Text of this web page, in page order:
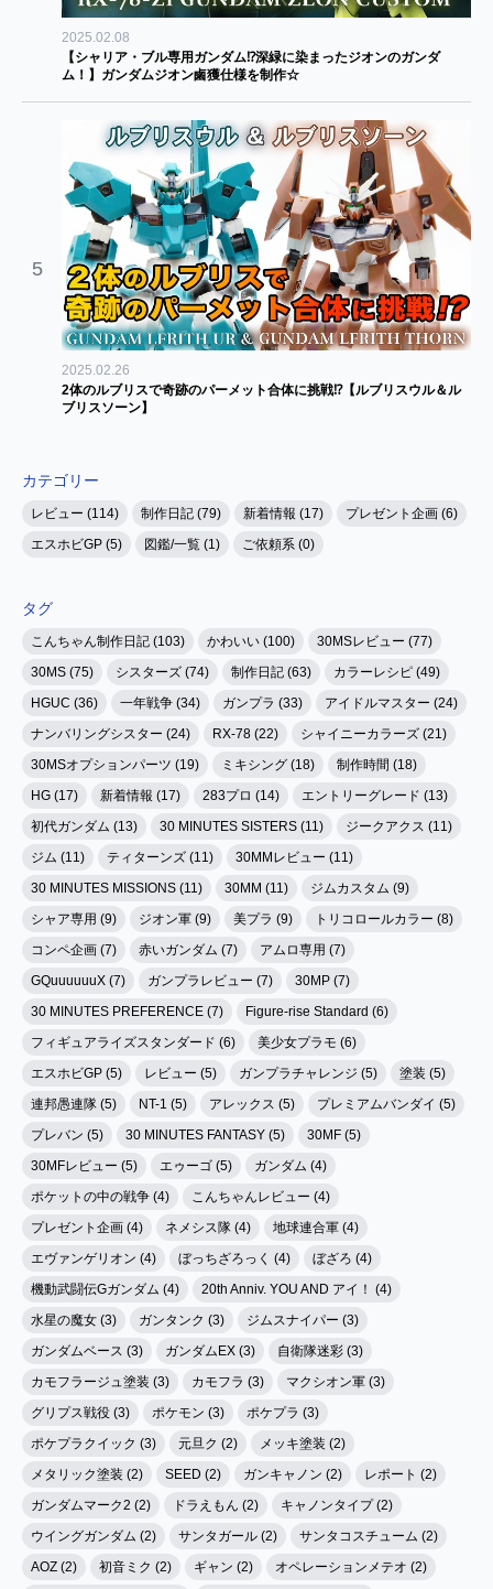
2025.02.08
【シャリア・ブル専用ガンダム⁉深緑に染まったジオンのガンダ
ム！】ガンダムジオン鹵獲仕様を制作☆
5
2025.02.26
2体のルブリスで奇跡のパーメット合体に挑戦⁉【ルブリスウル＆ル
ブリスソーン】
カテゴリー
レビュー (114) 制作日記 (79) 新着情報 (17)
プレゼント企画 (6)
エスホビGP (5)
図鑑/一覧 (1) ご依頼系 (0)
タグ
こんちゃん制作日記 (103) かわいい (100)
30MSレビュー (77)
30MS (75)
シスターズ (74) 制作日記 (63)
カラーレシピ (49)
HGUC (36)
一年戦争 (34) ガンプラ (33)
アイドルマスター (24)
ナンバリングシスター (24)
RX-78 (22)
シャイニーカラーズ (21)
30MSオプションパーツ (19)
ミキシング (18)
制作時間 (18)
HG (17)
新着情報 (17) 283プロ (14)
エントリーグレード (13)
初代ガンダム (13)
30 MINUTES SISTERS (11)
ジークアクス (11)
ジム (11)
ティターンズ (11)
30MMレビュー (11)
30 MINUTES MISSIONS (11)
30MM (11)
ジムカスタム (9)
シャア専用 (9)
ジオン軍 (9) 美プラ (9)
トリコロールカラー (8)
コンペ企画 (7)
赤いガンダム (7)
アムロ専用 (7)
GQuuuuuuX (7)
ガンプラレビュー (7)
30MP (7)
30 MINUTES PREFERENCE (7)
Figure-rise Standard (6)
フィギュアライズスタンダード (6)
美少女プラモ (6)
エスホビGP (5)
レビュー (5) ガンプラチャレンジ (5)
塗装 (5)
連邦愚連隊 (5)
NT-1 (5) アレックス (5)
プレミアムバンダイ (5)
プレバン (5)
30 MINUTES FANTASY (5)
30MF (5)
30MFレビュー (5)
エゥーゴ (5)
ガンダム (4)
ポケットの中の戦争 (4)
こんちゃんレビュー (4)
プレゼント企画 (4)
ネメシス隊 (4)
地球連合軍 (4)
エヴァンゲリオン (4)
ぼっちざろっく (4)
ぼざろ (4)
機動武闘伝Gガンダム (4)
20th Anniv. YOU AND アイ！ (4)
水星の魔女 (3)
ガンタンク (3)
ジムスナイパー (3)
ガンダムベース (3)
ガンダムEX (3)
自衛隊迷彩 (3)
カモフラージュ塗装 (3)
カモフラ (3)
マクシオン軍 (3)
グリプス戦役 (3)
ポケモン (3)
ポケプラ (3)
ポケプラクイック (3)
元旦ク (2)
メッキ塗装 (2)
メタリック塗装 (2)
SEED (2) ガンキャノン (2)
レポート (2)
ガンダムマーク2 (2)
ドラえもん (2)
キャノンタイプ (2)
ウイングガンダム (2)
サンタガール (2)
サンタコスチューム (2)
AOZ (2)
初音ミク (2) ギャン (2)
オペレーションメテオ (2)